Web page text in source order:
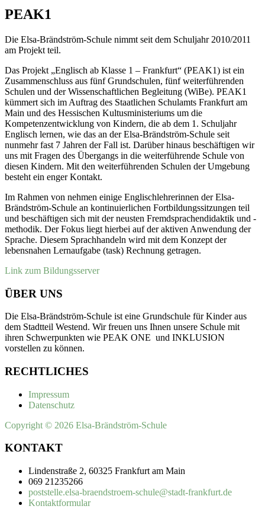
PEAK1
Die Elsa-Brändström-Schule nimmt seit dem Schuljahr 2010/2011
am Projekt teil.
Das Projekt „Englisch ab Klasse 1 – Frankfurt“ (PEAK1) ist ein
Zusammenschluss aus fünf Grundschulen, fünf weiterführenden
Schulen und der Wissenschaftlichen Begleitung (WiBe). PEAK1
kümmert sich im Auftrag des Staatlichen Schulamts Frankfurt am
Main und des Hessischen Kultusministeriums um die
Kompetenzentwicklung von Kindern, die ab dem 1. Schuljahr
Englisch lernen, wie das an der Elsa-Brändström-Schule seit
nunmehr fast 7 Jahren der Fall ist. Darüber hinaus beschäftigen wir
uns mit Fragen des Übergangs in die weiterführende Schule von
diesen Kindern. Mit den weiterführenden Schulen der Umgebung
besteht ein enger Kontakt.
Im Rahmen von nehmen einige Englischlehrerinnen der Elsa-
Brändström-Schule an kontinuierlichen Fortbildungssitzungen teil
und beschäftigen sich mit der neusten Fremdsprachendidaktik und -
methodik. Der Fokus liegt hierbei auf der aktiven Anwendung der
Sprache. Diesem Sprachhandeln wird mit dem Konzept der
lebensnahen Lernaufgabe (task) Rechnung getragen.
Link zum Bildungsserver
ÜBER UNS
Die Elsa-Brändström-Schule ist eine Grundschule für Kinder aus
dem Stadtteil Westend. Wir freuen uns Ihnen unsere Schule mit
ihren Schwerpunkten wie PEAK ONE und INKLUSION
vorstellen zu können.
RECHTLICHES
Impressum
Datenschutz
Copyright © 2026 Elsa-Brändström-Schule
KONTAKT
Lindenstraße 2, 60325 Frankfurt am Main
069 21235266
poststelle.elsa-braendstroem-schule@stadt-frankfurt.de
Kontaktformular